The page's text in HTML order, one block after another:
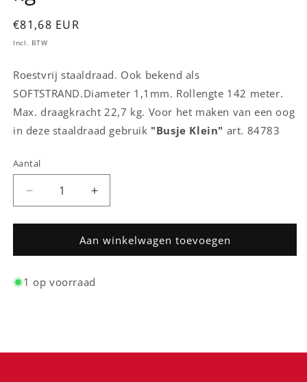
Normale
prijs
€81,68 EUR
Incl. BTW
Roestvrij staaldraad. Ook bekend als
SOFTSTRAND.Diameter 1,1mm. Rollengte 142 meter.
Max. draagkracht 22,7 kg. Voor het maken van een oog
in deze staaldraad gebruik "Busje Klein" art. 84783
Aantal
Aantal
Aantal
verlagen
voor
Durasteel
Roestvrij
1,1mm
draagkracht
Aantal
verhogen
voor
Durasteel
Roestvrij
1,1mm
draagkracht
Aan winkelwagen toevoegen
1 op voorraad